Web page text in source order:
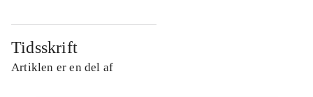
Tidsskrift
Artiklen er en del af